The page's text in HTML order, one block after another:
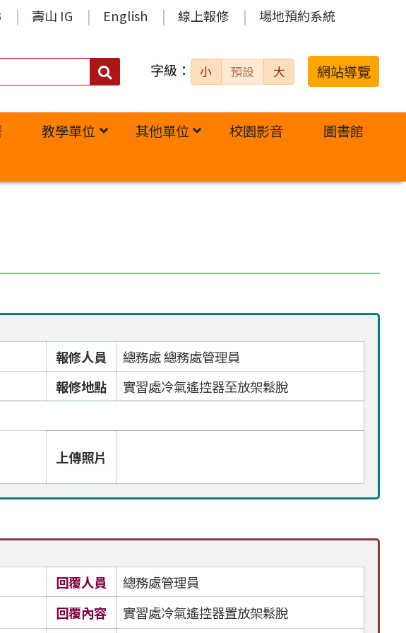
壽山 IG English 線上報修 場地預約系統
搜
字級： 小 預設 大 網站導覽
教學單位 其他單位 校園影音
圖書館
報修人員
總務處 總務處管理員
報修地點
實習處冷氣遙控器至放架鬆脫
上傳照片
回覆人員
總務處管理員
回覆內容 實習處冷氣遙控器置放架鬆脫